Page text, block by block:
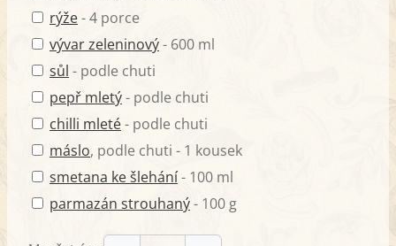
rýže- 4 porce
vývar zeleninový- 600 ml
sůl - podle chuti
pepř mletý- podle chuti
chilli mleté- podle chuti
máslo, podle chuti - 1 kousek
smetana ke šlehání- 100 ml
parmazán strouhaný- 100 g